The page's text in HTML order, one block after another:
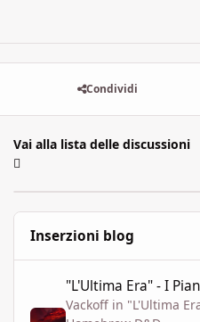
Condividi
Vai alla lista delle discussioni
Inserzioni blog
"L'Ultima Era" - I
Vackoff in "L'Ultima